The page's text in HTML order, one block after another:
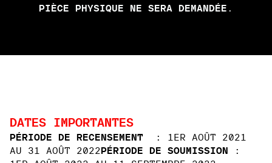
PIÈCE PHYSIQUE NE SERA DEMANDÉE.
DATES IMPORTANTES
PÉRIODE DE RECENSEMENT :
1ER AOÛT 2021
AU 31 AOÛT 2022PÉRIODE DE SOUMISSION :